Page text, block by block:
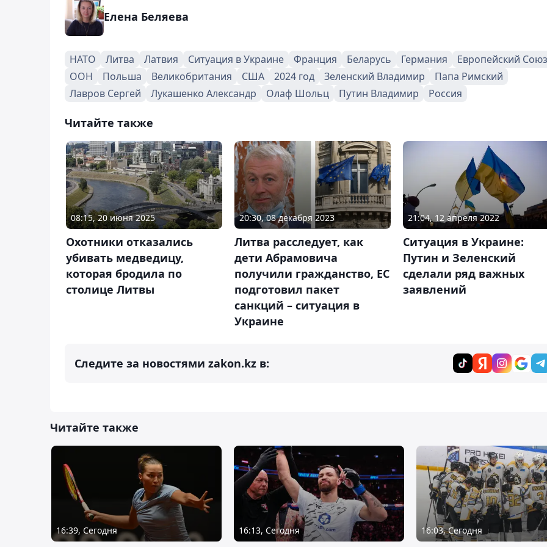
Елена Беляева
НАТО Литва Латвия Ситуация в Украине Франция Беларусь Германия
Европейский Союз
ООН
Польша Великобритания США 2024 год Зеленский Владимир
Папа Римский
Лавров Сергей
Лукашенко Александр Олаф Шольц Путин Владимир Россия
Читайте также
08:15, 20 июня 2025
Охотники отказались
убивать медведицу,
которая бродила по
столице Литвы
20:30, 08 декабря 2023
Литва расследует, как
дети Абрамовича
получили гражданство, ЕС
подготовил пакет
санкций – ситуация в
Украине
21:04, 12 апреля 2022
Ситуация в Украине:
Путин и Зеленский
сделали ряд важных
заявлений
Следите за новостями zakon.kz в:
Читайте также
16:39, Сегодня 16:13, Сегодня 16:03, Сегодня